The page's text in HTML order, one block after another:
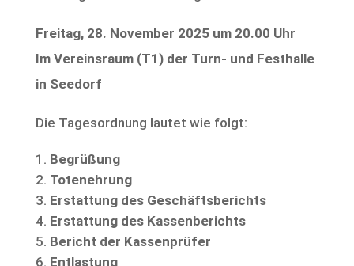
Freitag, 28. November 2025 um 20.00 Uhr
Im Vereinsraum (T1) der Turn- und Festhalle
in Seedorf
Die Tagesordnung lautet wie folgt:
Begrüßung
Totenehrung
Erstattung des Geschäftsberichts
Erstattung des Kassenberichts
Bericht der Kassenprüfer
Entlastung